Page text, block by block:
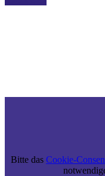
Bitte das Cookie-